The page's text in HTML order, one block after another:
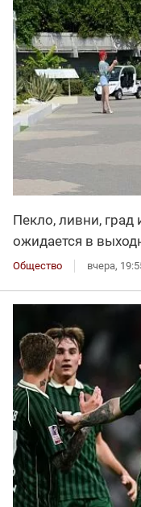
Пекло, ливни, град
ожидается в
Общество вчера,